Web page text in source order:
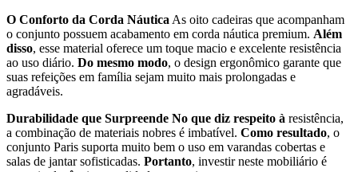
O Conforto da Corda Náutica As oito cadeiras que acompanham
o conjunto possuem acabamento em corda náutica premium. Além
disso, esse material oferece um toque macio e excelente resistência
ao uso diário. Do mesmo modo, o design ergonômico garante que
suas refeições em família sejam muito mais prolongadas e
agradáveis.
Durabilidade que Surpreende No que diz respeito à resistência,
a combinação de materiais nobres é imbatível. Como resultado, o
conjunto Paris suporta muito bem o uso em varandas cobertas e
salas de jantar sofisticadas. Portanto, investir neste mobiliário é